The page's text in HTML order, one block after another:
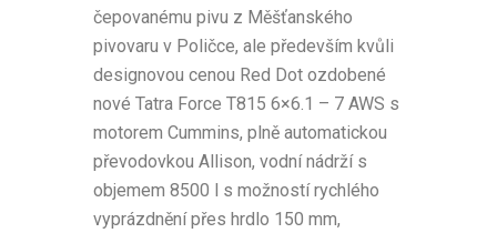
čepovanému pivu z Měšťanského
pivovaru v Poličce, ale především kvůli
designovou cenou Red Dot ozdobené
nové Tatra Force T815 6×6.1 – 7 AWS s
motorem Cummins, plně automatickou
převodovkou Allison, vodní nádrží s
objemem 8500 l s možností rychlého
vyprázdnění přes hrdlo 150 mm,